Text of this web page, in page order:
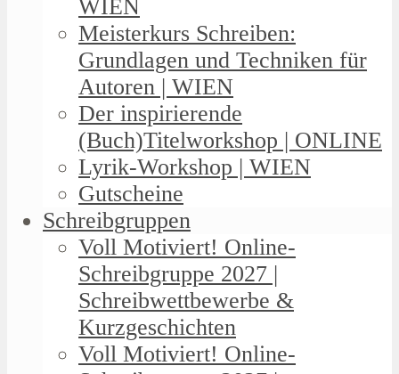
WIEN
Meisterkurs Schreiben:
Grundlagen und Techniken für
Autoren | WIEN
Der inspirierende
(Buch)Titelworkshop | ONLINE
Lyrik-Workshop | WIEN
Gutscheine
Schreibgruppen
Voll Motiviert! Online-
Schreibgruppe 2027 |
Schreibwettbewerbe &
Kurzgeschichten
Voll Motiviert! Online-